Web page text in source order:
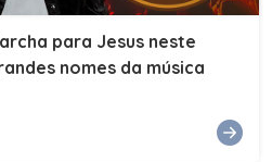
para Jesus neste
nomes da música